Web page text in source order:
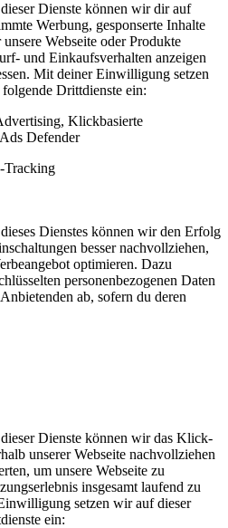
Dienste können wir dir auf
Werbung, gesponserte Inhalte
Webseite oder Produkte
und Einkaufsverhalten anzeigen
Mit deiner Einwilligung setzen
Drittdienste ein:
Klickbasierte
Defender
Tracking
Dienstes können wir den Erfolg
besser nachvollziehen,
optimieren. Dazu
personenbezogenen Daten
ab, sofern du deren
Dienste können wir das Klick-
unserer Webseite nachvollziehen
um unsere Webseite zu
insgesamt laufend zu
setzen wir auf dieser
ein: